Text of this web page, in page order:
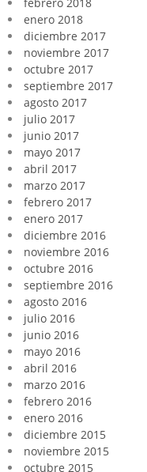
febrero 2018
enero 2018
diciembre 2017
noviembre 2017
octubre 2017
septiembre 2017
agosto 2017
julio 2017
junio 2017
mayo 2017
abril 2017
marzo 2017
febrero 2017
enero 2017
diciembre 2016
noviembre 2016
octubre 2016
septiembre 2016
agosto 2016
julio 2016
junio 2016
mayo 2016
abril 2016
marzo 2016
febrero 2016
enero 2016
diciembre 2015
noviembre 2015
octubre 2015